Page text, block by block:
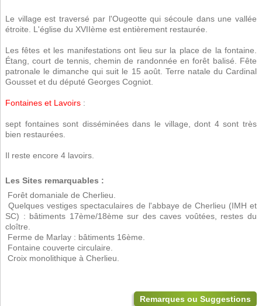
Le village est traversé par l'Ougeotte qui sécoule dans une vallée
étroite. L'église du XVIIème est entièrement restaurée.
Les fêtes et les manifestations ont lieu sur la place de la fontaine.
Étang, court de tennis, chemin de randonnée en forêt balisé. Fête
patronale le dimanche qui suit le 15 août. Terre natale du Cardinal
Gousset et du député Georges Cogniot.
Fontaines et Lavoirs:
sept fontaines sont disséminées dans le village, dont 4 sont très
bien restaurées.
Il reste encore 4 lavoirs.
Les Sites remarquables :
 Forêt domaniale de Cherlieu.
 Quelques vestiges spectaculaires de l'abbaye de Cherlieu (IMH et
SC) : bâtiments 17ème/18ème sur des caves voûtées, restes du
cloître.
 Ferme de Marlay : bâtiments 16ème.
 Fontaine couverte circulaire.
 Croix monolithique à Cherlieu.
Remarques ou Suggestions